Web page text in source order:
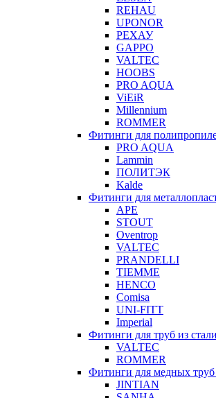
REHAU
UPONOR
РЕХАУ
GAPPO
VALTEC
HOOBS
PRO AQUA
ViEiR
Millennium
ROMMER
Фитинги для
PRO AQUA
Lammin
ПОЛИТЭК
Kalde
Фитинги для
APE
STOUT
Oventrop
VALTEC
PRANDELLI
TIEMME
HENCO
Comisa
UNI-FITT
Imperial
Фитинги для труб из
VALTEC
ROMMER
Фитинги для медных труб
JINTIAN